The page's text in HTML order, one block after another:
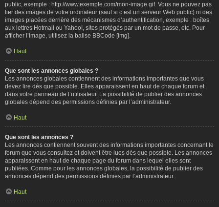
public, exemple : http://www.exemple.com/mon-image.gif. Vous ne pouvez pas
lier des images de votre ordinateur (sauf si c’est un serveur Web public) ni des
images placées derrière des mécanismes d’authentification, exemple : boîtes
aux lettres Hotmail ou Yahoo!, sites protégés par un mot de passe, etc. Pour
afficher l’image, utilisez la balise BBCode [img].
Haut
Que sont les annonces globales ?
Les annonces globales contiennent des informations importantes que vous
devez lire dès que possible. Elles apparaissent en haut de chaque forum et
dans votre panneau de l’utilisateur. La possibilité de publier des annonces
globales dépend des permissions définies par l’administrateur.
Haut
Que sont les annonces ?
Les annonces contiennent souvent des informations importantes concernant le
forum que vous consultez et doivent être lues dès que possible. Les annonces
apparaissent en haut de chaque page du forum dans lequel elles sont
publiées. Comme pour les annonces globales, la possibilité de publier des
annonces dépend des permissions définies par l’administrateur.
Haut